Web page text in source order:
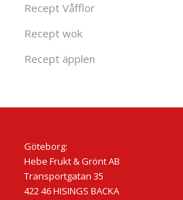
Recept Våfflor
Recept wok
Recept äpplen
Göteborg:
Hebe Frukt & Grönt AB
Transportgatan 35
422 46 HISINGS BACKA